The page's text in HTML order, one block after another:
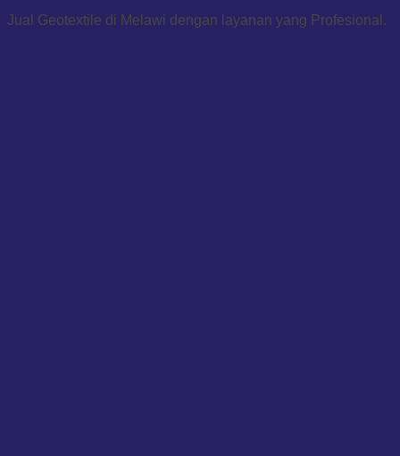
Jual Geotextile di Melawi dengan layanan yang Profesional.